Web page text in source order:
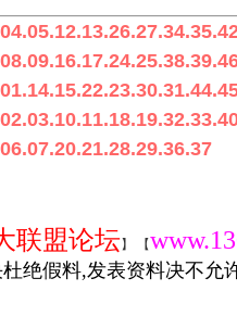
06.07.20.21.28.29.36.37
联盟论坛】 【
绝假料,发表资料决不允